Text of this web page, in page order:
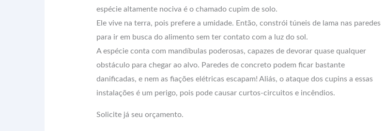
espécie altamente nociva é o chamado cupim de solo.
Ele vive na terra, pois prefere a umidade. Então, constrói túneis de lama nas paredes
para ir em busca do alimento sem ter contato com a luz do sol.
A espécie conta com mandíbulas poderosas, capazes de devorar quase qualquer
obstáculo para chegar ao alvo. Paredes de concreto podem ficar bastante
danificadas, e nem as fiações elétricas escapam! Aliás, o ataque dos cupins a essas
instalações é um perigo, pois pode causar curtos-circuitos e incêndios.
Solicite já seu orçamento.